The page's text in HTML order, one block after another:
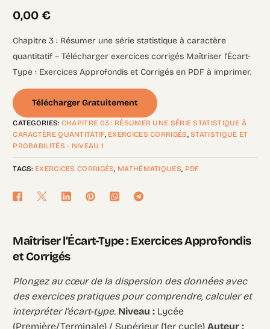
0,00€
Chapitre 3 : Résumer une série statistique à caractère
quantitatif – Télécharger exercices corrigés Maîtriser l’Écart-
Type : Exercices Approfondis et Corrigés en PDF à imprimer.
Télécharger Gratuitement
CATEGORIES: CHAPITRE 03 : RÉSUMER UNE SÉRIE STATISTIQUE À
CARACTÈRE QUANTITATIF, EXERCICES CORRIGÉS,STATISTIQUE ET
PROBABILITÉS - NIVEAU 1
TAGS: EXERCICES CORRIGÉS, MATHÉMATIQUES, PDF
Maîtriser l’Écart-Type : Exercices Approfondis
et Corrigés
Plongez au cœur de la dispersion des données avec
des exercices pratiques pour comprendre, calculer et
interpréter l’écart-type. Niveau : Lycée
(Première/Terminale) / Supérieur (1er cycle)Auteur :